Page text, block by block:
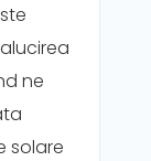
ne
solare